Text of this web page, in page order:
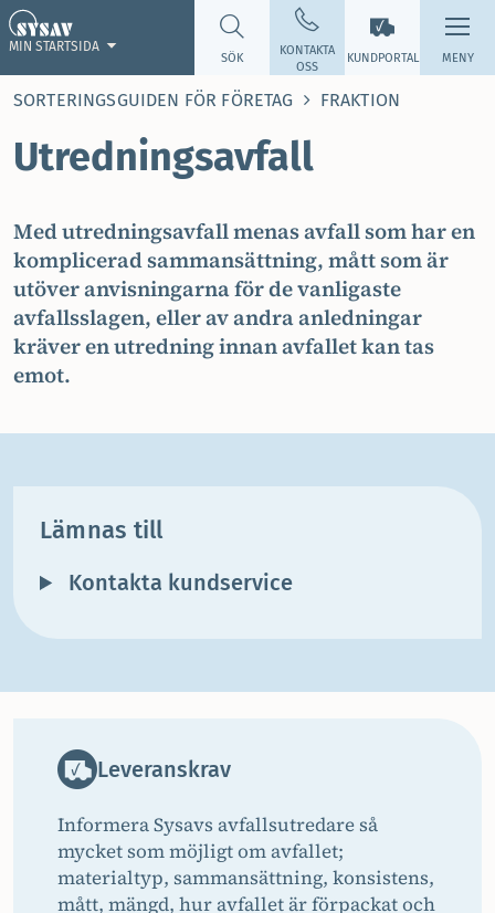
KUNDPORTAL
SÖK
KONTAKTA
OSS
MENY
MIN STARTSIDA
SORTERINGSGUIDEN FÖR FÖRETAG FRAKTION
Utredningsavfall
Med utredningsavfall menas avfall som har en
komplicerad sammansättning, mått som är
utöver anvisningarna för de vanligaste
avfallsslagen, eller av andra anledningar
kräver en utredning innan avfallet kan tas
emot.
Lämnas till
Kontakta kundservice
Leveranskrav
Informera Sysavs avfallsutredare så
mycket som möjligt om avfallet;
materialtyp, sammansättning, konsistens,
mått, mängd, hur avfallet är förpackat och